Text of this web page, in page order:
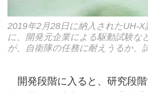
2019年2月28日に納入されたUH-X
に、開発元企業による駆動試験な
が、自衛隊の任務に耐えうるか、
開発段階に入ると、研究段